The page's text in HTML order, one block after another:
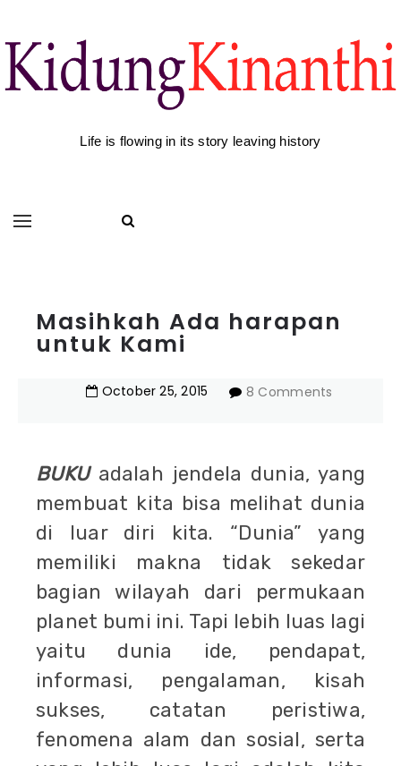
Life is flowing in its story leaving history
Masihkah Ada harapan
untuk Kami
October 25,2015 8 Comments
BUKUadalah jendela dunia, yang
membuat kita bisa melihat dunia
di luar diri kita. “Dunia” yang
memiliki makna tidak sekedar
bagian wilayah dari permukaan
planet bumi ini. Tapi lebih luas lagi
yaitu dunia ide, pendapat,
informasi, pengalaman, kisah
sukses, catatan peristiwa,
fenomena alam dan sosial, serta